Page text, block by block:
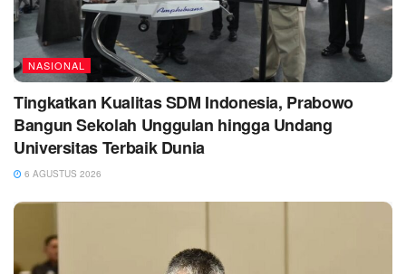
NASIONAL
Tingkatkan Kualitas SDM Indonesia, Prabowo
Bangun Sekolah Unggulan hingga Undang
Universitas Terbaik Dunia
6 AGUSTUS 2026